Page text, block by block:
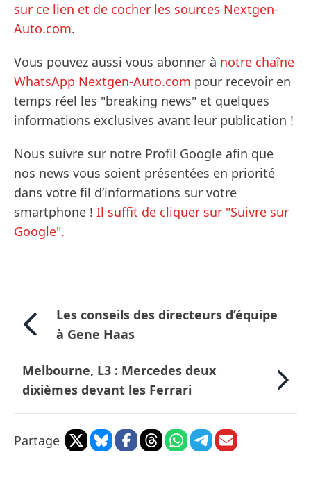
sur ce lien et de cocher les sources Nextgen-
Auto.com.
Vous pouvez aussi vous abonner à notre chaîne
WhatsApp Nextgen-Auto.com pour recevoir en
temps réel les "breaking news" et quelques
informations exclusives avant leur publication !
Nous suivre sur notre Profil Google afin que
nos news vous soient présentées en priorité
dans votre fil d’informations sur votre
smartphone ! Il suffit de cliquer sur "Suivre sur
Google".
Les conseils des directeurs d’équipe
à Gene Haas
Melbourne, L3 : Mercedes deux
dixièmes devant les Ferrari
Partage